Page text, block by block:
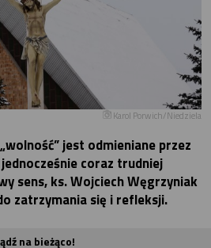
Karol Porwich/Niedziela
jest odmieniane przez
coraz trudniej
sens, ks. Wojciech Węgrzyniak
zatrzymania się i refleksji.
na bieżąco!